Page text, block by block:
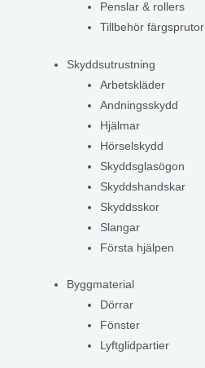
Penslar & rollers
Tillbehör färgsprutor
Skyddsutrustning
Arbetskläder
Andningsskydd
Hjälmar
Hörselskydd
Skyddsglasögon
Skyddshandskar
Skyddsskor
Slangar
Första hjälpen
Byggmaterial
Dörrar
Fönster
Lyftglidpartier